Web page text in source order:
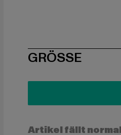
SIZE
GRÖSSE
Artikel fällt